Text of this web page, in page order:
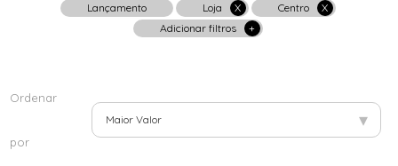
Lançamento X
Loja X
Centro
+
Adicionar filtros
Ordenar
por
Maior Valor ▾